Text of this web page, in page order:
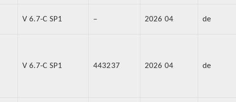
V 6.7-C SP1 – 2026 04 de
V 6.7-C SP1 443237 2026 04 de